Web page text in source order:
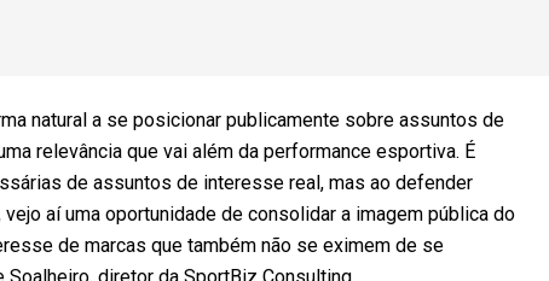
natural a se posicionar publicamente sobre assuntos de
relevância que vai além da performance esportiva. É
de assuntos de interesse real, mas ao defender
aí uma oportunidade de consolidar a imagem pública do
de marcas que também não se eximem de se